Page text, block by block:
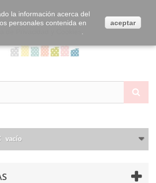
vacío
la información acerca del
personales contenida en
aceptar